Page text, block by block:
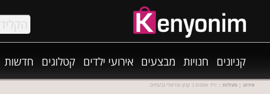
קניונים חנויות מבצעים אירועי ילדים קטלוגים חדשות
אירוע | פעילות :: יריד אומנים ב קניון עזריאלי גבעתיים